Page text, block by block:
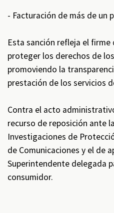
- Facturación de más de un
Esta sanción refleja el firme
proteger los derechos de
promoviendo la
prestación de los servicios
Contra el acto
recurso de reposición ante
Investigaciones de
de Comunicaciones y el de
Superintendente delegada
consumidor.